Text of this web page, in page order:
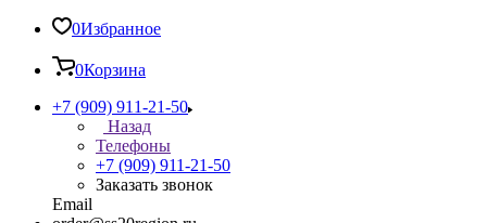
0Избранное
0Корзина
+7 (909) 911-21-50
Назад
Телефоны
+7 (909) 911-21-50
Заказать звонок
Email